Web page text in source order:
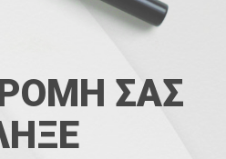
ΣΑΣ